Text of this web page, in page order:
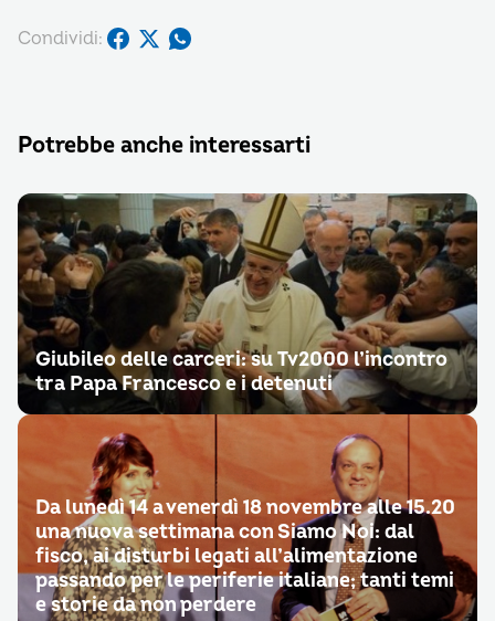
Condividi:
Potrebbe anche interessarti
Giubileo delle carceri: su Tv2000 l’incontro
tra Papa Francesco e i detenuti
Da lunedì 14 a venerdì 18 novembre alle 15.20
una nuova settimana con Siamo Noi: dal
fisco, ai disturbi legati all’alimentazione
passando per le periferie italiane; tanti temi
e storie da non perdere